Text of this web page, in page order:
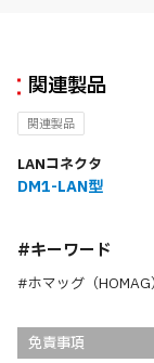
関連製品
関連製品
LANコネクタ
DM1-LAN型
#キーワード
#ホマッグ（
免責事項